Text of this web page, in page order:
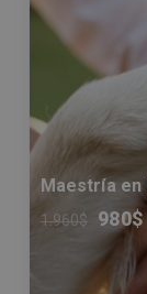
Maestría en
1.960$ 980$